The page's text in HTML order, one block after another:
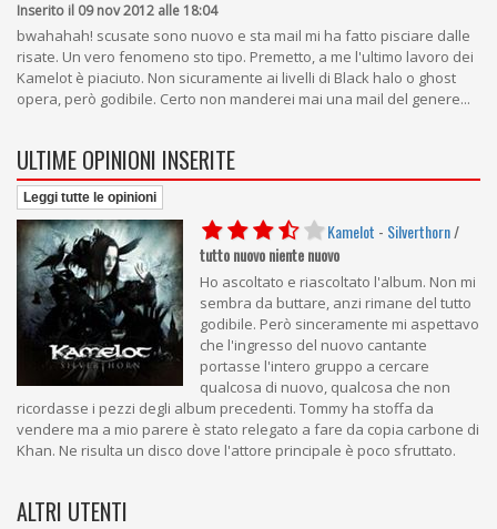
Inserito il 09 nov 2012 alle 18:04
bwahahah! scusate sono nuovo e sta mail mi ha fatto pisciare dalle
risate. Un vero fenomeno sto tipo. Premetto, a me l'ultimo lavoro dei
Kamelot è piaciuto. Non sicuramente ai livelli di Black halo o ghost
opera, però godibile. Certo non manderei mai una mail del genere...
ULTIME OPINIONI INSERITE
Leggi tutte le opinioni
Kamelot - Silverthorn/
tutto nuovo niente nuovo
Ho ascoltato e riascoltato l'album. Non mi
sembra da buttare, anzi rimane del tutto
godibile. Però sinceramente mi aspettavo
che l'ingresso del nuovo cantante
portasse l'intero gruppo a cercare
qualcosa di nuovo, qualcosa che non
ricordasse i pezzi degli album precedenti. Tommy ha stoffa da
vendere ma a mio parere è stato relegato a fare da copia carbone di
Khan. Ne risulta un disco dove l'attore principale è poco sfruttato.
ALTRI UTENTI